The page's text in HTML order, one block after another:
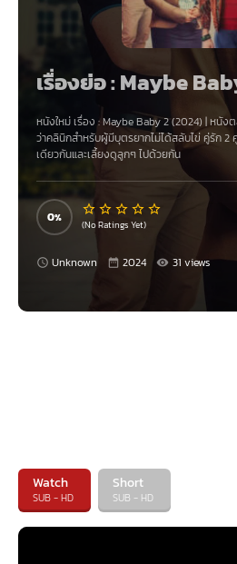
เรื่องย่อ : Maybe
หนังใหม่ เรื่อง:Maybe Baby 2 (2024) |หนัง
ว่าคลินิกสำหรับผู้มีบุตรยากไม่ได้สลับไข่ คู่รัก 2
เดียวกันและเลี้ยงดูลูกๆ ไปด้วยกัน
0 (No Ratings Yet)
Unknown 2024 31 views
Watch
SUB - HD
Short
SUB - HD